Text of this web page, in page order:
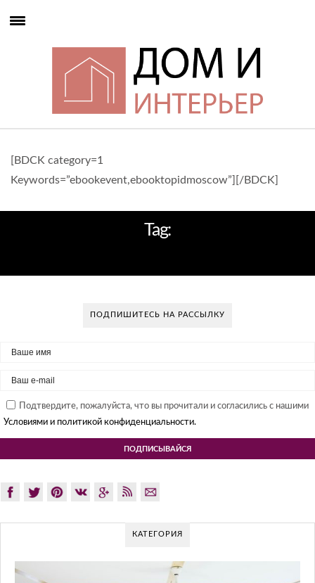
[BDCK category=1
Keywords=”ebookevent,ebooktopidmoscow”][/BDCK]
Tag:
ПОДПИШИТЕСЬ НА РАССЫЛКУ
Подтвердите, пожалуйста, что вы прочитали и согласились с нашими
Условиями и политикой конфиденциальности.
КАТЕГОРИЯ